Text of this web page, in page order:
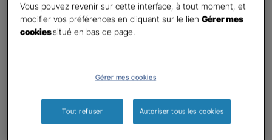
Téléphone*
United
Informations complémentaires (facultatif)
Vous pouvez revenir sur cette interface, à tout moment, et
modifier vos préférences en cliquant sur le lienGérer mes
cookiessitué en bas de page.
Gérer mes cookies
Tout refuser Autoriser tous les cookies